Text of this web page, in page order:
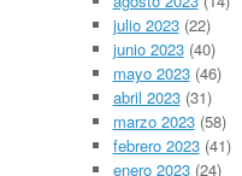
julio 2023(22)
junio 2023(40)
mayo 2023(46)
abril 2023(31)
marzo 2023(58)
febrero 2023(41)
enero 2023(24)